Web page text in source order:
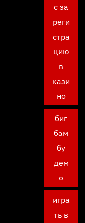
с за
реги
стра
цию
в
кази
но
биг
бам
бу
дем
о
игра
ть в